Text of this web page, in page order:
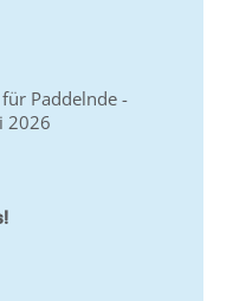
für Paddelnde -
2026